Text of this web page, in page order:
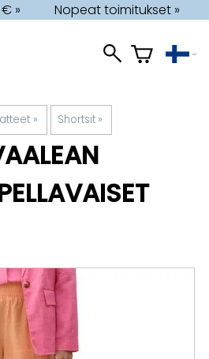
» Nopeat toimitukset »
‪» Shortsit ‪»